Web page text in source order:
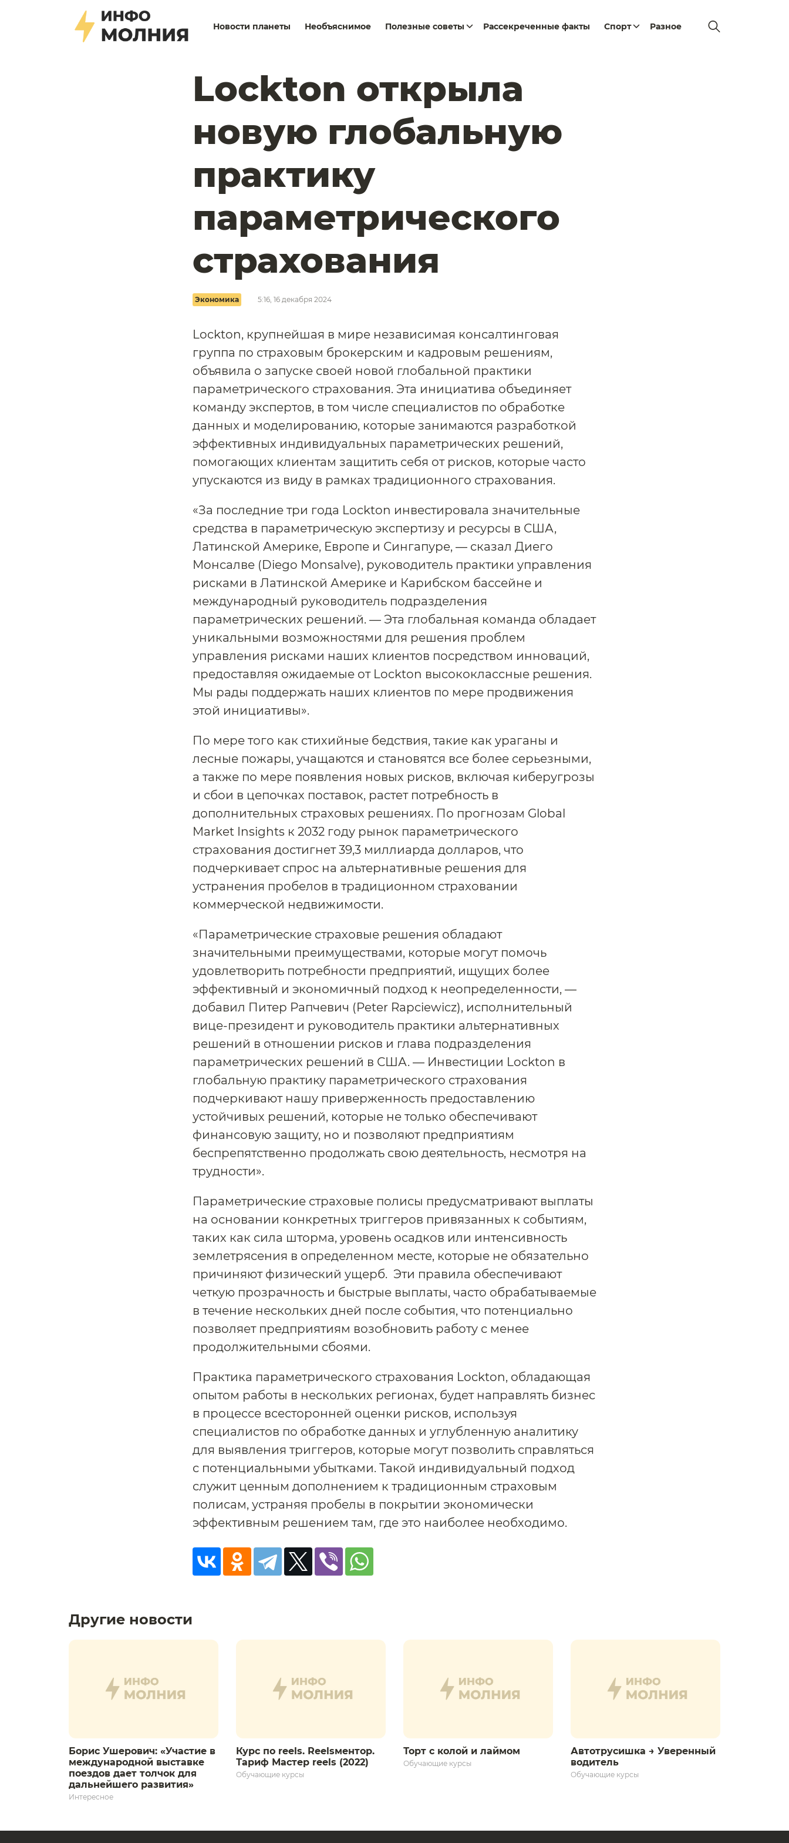
Новости планеты Необъяснимое Полезные советы Рассекреченные факты Спорт Разное
Lockton открыла
новую глобальную
практику
параметрического
страхования
Экономика 5:16, 16 декабря 2024
Lockton, крупнейшая в мире независимая консалтинговая
группа по страховым брокерским и кадровым решениям,
объявила о запуске своей новой глобальной практики
параметрического страхования. Эта инициатива объединяет
команду экспертов, в том числе специалистов по обработке
данных и моделированию, которые занимаются разработкой
эффективных индивидуальных параметрических решений,
помогающих клиентам защитить себя от рисков, которые часто
упускаются из виду в рамках традиционного страхования.
«За последние три года Lockton инвестировала значительные
средства в параметрическую экспертизу и ресурсы в США,
Латинской Америке, Европе и Сингапуре, — сказал Диего
Монсалве (Diego Monsalve), руководитель практики управления
рисками в Латинской Америке и Карибском бассейне и
международный руководитель подразделения
параметрических решений. — Эта глобальная команда обладает
уникальными возможностями для решения проблем
управления рисками наших клиентов посредством инноваций,
предоставляя ожидаемые от Lockton высококлассные решения.
Мы рады поддержать наших клиентов по мере продвижения
этой инициативы».
По мере того как стихийные бедствия, такие как ураганы и
лесные пожары, учащаются и становятся все более серьезными,
а также по мере появления новых рисков, включая киберугрозы
и сбои в цепочках поставок, растет потребность в
дополнительных страховых решениях. По прогнозам Global
Market Insights к 2032 году рынок параметрического
страхования достигнет 39,3 миллиарда долларов, что
подчеркивает спрос на альтернативные решения для
устранения пробелов в традиционном страховании
коммерческой недвижимости.
«Параметрические страховые решения обладают
значительными преимуществами, которые могут помочь
удовлетворить потребности предприятий, ищущих более
эффективный и экономичный подход к неопределенности, —
добавил Питер Рапчевич (Peter Rapciewicz), исполнительный
вице-президент и руководитель практики альтернативных
решений в отношении рисков и глава подразделения
параметрических решений в США. — Инвестиции Lockton в
глобальную практику параметрического страхования
подчеркивают нашу приверженность предоставлению
устойчивых решений, которые не только обеспечивают
финансовую защиту, но и позволяют предприятиям
беспрепятственно продолжать свою деятельность, несмотря на
трудности».
Параметрические страховые полисы предусматривают выплаты
на основании конкретных триггеров привязанных к событиям,
таких как сила шторма, уровень осадков или интенсивность
землетрясения в определенном месте, которые не обязательно
причиняют физический ущерб. Эти правила обеспечивают
четкую прозрачность и быстрые выплаты, часто обрабатываемые
в течение нескольких дней после события, что потенциально
позволяет предприятиям возобновить работу с менее
продолжительными сбоями.
Практика параметрического страхования Lockton, обладающая
опытом работы в нескольких регионах, будет направлять бизнес
в процессе всесторонней оценки рисков, используя
специалистов по обработке данных и углубленную аналитику
для выявления триггеров, которые могут позволить справляться
с потенциальными убытками. Такой индивидуальный подход
служит ценным дополнением к традиционным страховым
полисам, устраняя пробелы в покрытии экономически
эффективным решением там, где это наиболее необходимо.
Другие новости
Борис Ушерович: «Участие в
международной выставке
поездов дает толчок для
дальнейшего развития»
Интересное
Курс по reels. Reelsментор.
Тариф Мастер reels (2022)
Обучающие курсы
Торт с колой и лаймом
Обучающие курсы
Автотрусишка → Уверенный
водитель​
Обучающие курсы